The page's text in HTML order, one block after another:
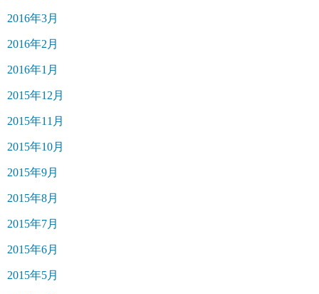
2016年3月
2016年2月
2016年1月
2015年12月
2015年11月
2015年10月
2015年9月
2015年8月
2015年7月
2015年6月
2015年5月